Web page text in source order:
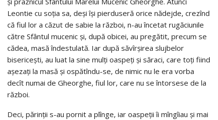
Leontie cu soţia sa, deşi îşi pierduseră orice nădejde, crezînd
că fiul lor a căzut de sabie la război, n-au încetat rugăciunile
către Sfântul mucenic şi, după obicei, au pregătit, precum se
cădea, masă îndestulată. Iar după săvîrşirea slujbelor
bisericeşti, au luat la sine mulţi oaspeţi şi săraci, care toţi fiind
aşezaţi la masă şi ospătîndu-se, de nimic nu le era vorba
decît numai de Gheorghe, fiul lor, care nu se întorsese de la
război.
Deci, părinţii s-au pornit a plînge, iar oaspeţii îi mîngîiau şi mai